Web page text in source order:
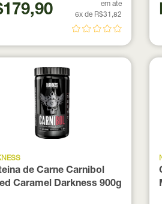
em ate
6x de R$31,82
de Carne Carnibol
Caramel Darkness 900g